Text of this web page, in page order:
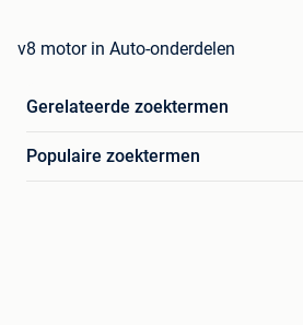
v8 motor in Auto-onderdelen
Gerelateerde zoektermen
Populaire zoektermen